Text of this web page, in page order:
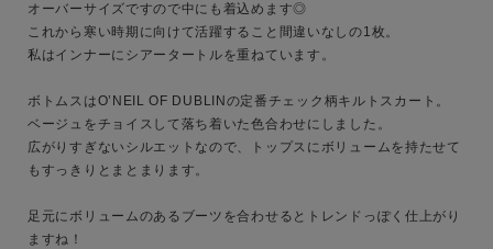
キーワード
オーバーサイズですので中にも着込めます◎
これから寒い時期に向けて活躍すること間違いなしの1枚。
私はインナーにシアータートルを重ねています。
ボトムスはO’NEIL OF DUBLINの定番チェック柄キルトスカート。
ベージュをチョイスして落ち着いた色合わせにしました。
広がりすぎないシルエットなので、トップスにボリュームを持たせて
もすっきりとまとまります。
足元にボリュームのあるブーツを合わせるとトレンドっぽく仕上がり
ますね！